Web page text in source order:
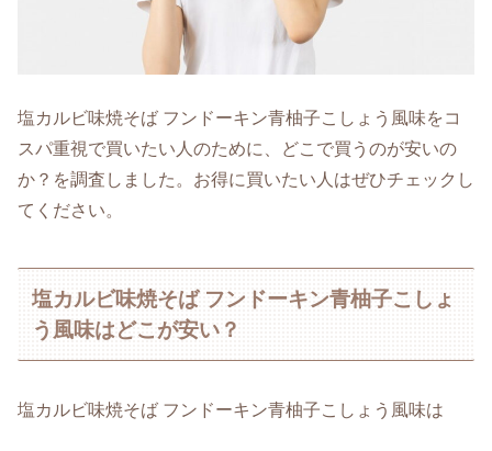
塩カルビ味焼そば フンドーキン青柚子こしょう風味をコ
スパ重視で買いたい人のために、どこで買うのが安いの
か？を調査しました。お得に買いたい人はぜひチェックし
てください。
塩カルビ味焼そば フンドーキン青柚子こしょ
う風味はどこが安い？
塩カルビ味焼そば フンドーキン青柚子こしょう風味は